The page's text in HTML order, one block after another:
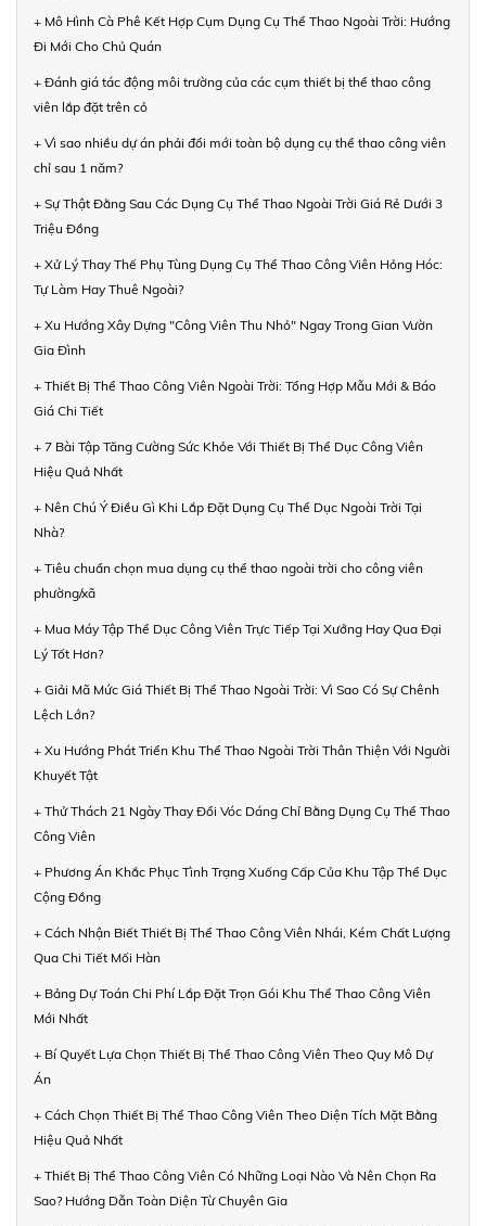
+ Mô Hình Cà Phê Kết Hợp Cụm Dụng Cụ Thể Thao Ngoài Trời: Hướng
Đi Mới Cho Chủ Quán
+ Đánh giá tác động môi trường của các cụm thiết bị thể thao công
viên lắp đặt trên cỏ
+ Vì sao nhiều dự án phải đổi mới toàn bộ dụng cụ thể thao công viên
chỉ sau 1 năm?
+ Sự Thật Đằng Sau Các Dụng Cụ Thể Thao Ngoài Trời Giá Rẻ Dưới 3
Triệu Đồng
+ Xử Lý Thay Thế Phụ Tùng Dụng Cụ Thể Thao Công Viên Hỏng Hóc:
Tự Làm Hay Thuê Ngoài?
+ Xu Hướng Xây Dựng "Công Viên Thu Nhỏ" Ngay Trong Gian Vườn
Gia Đình
+ Thiết Bị Thể Thao Công Viên Ngoài Trời: Tổng Hợp Mẫu Mới & Báo
Giá Chi Tiết
+ 7 Bài Tập Tăng Cường Sức Khỏe Với Thiết Bị Thể Dục Công Viên
Hiệu Quả Nhất
+ Nên Chú Ý Điều Gì Khi Lắp Đặt Dụng Cụ Thể Dục Ngoài Trời Tại
Nhà?
+ Tiêu chuẩn chọn mua dụng cụ thể thao ngoài trời cho công viên
phường/xã
+ Mua Máy Tập Thể Dục Công Viên Trực Tiếp Tại Xưởng Hay Qua Đại
Lý Tốt Hơn?
+ Giải Mã Mức Giá Thiết Bị Thể Thao Ngoài Trời: Vì Sao Có Sự Chênh
Lệch Lớn?
+ Xu Hướng Phát Triển Khu Thể Thao Ngoài Trời Thân Thiện Với Người
Khuyết Tật
+ Thử Thách 21 Ngày Thay Đổi Vóc Dáng Chỉ Bằng Dụng Cụ Thể Thao
Công Viên
+ Phương Án Khắc Phục Tình Trạng Xuống Cấp Của Khu Tập Thể Dục
Cộng Đồng
+ Cách Nhận Biết Thiết Bị Thể Thao Công Viên Nhái, Kém Chất Lượng
Qua Chi Tiết Mối Hàn
+ Bảng Dự Toán Chi Phí Lắp Đặt Trọn Gói Khu Thể Thao Công Viên
Mới Nhất
+ Bí Quyết Lựa Chọn Thiết Bị Thể Thao Công Viên Theo Quy Mô Dự
Án
+ Cách Chọn Thiết Bị Thể Thao Công Viên Theo Diện Tích Mặt Bằng
Hiệu Quả Nhất
+ Thiết Bị Thể Thao Công Viên Có Những Loại Nào Và Nên Chọn Ra
Sao? Hướng Dẫn Toàn Diện Từ Chuyên Gia